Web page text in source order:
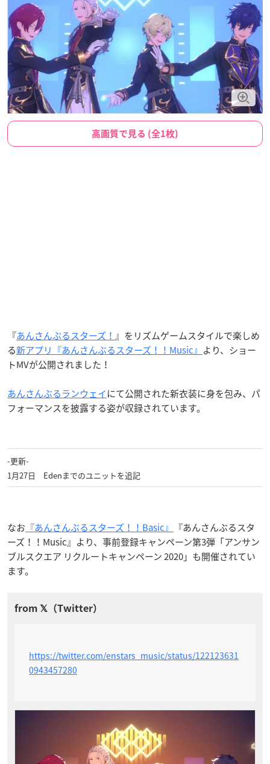
高画質で見る (全1枚)
『あんさんぶるスターズ！ 』をリズムゲームスタイルで楽しめ
る新アプリ『あんさんぶるスターズ！！Music』 より、ショー
トMVが公開されました！
あんさんぶるランウェイにて公開された新衣装に身を包み、パ
フォーマンスを披露する姿が収録されています。
-更新-
1月27日 Edenまでのユニットを追記
なお 『あんさんぶるスターズ！！Basic』
『あんさんぶるスタ
ーズ！！Music』より、事前登録キャンペーン第3弾「アンサン
ブルスクエア リクルートキャンペーン 2020」も開催されてい
ます。
https://twitter.com/enstars_music/status/122123631
0943457280